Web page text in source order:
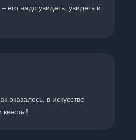
надо увидеть, увидеть и
оказалось, в искусстве